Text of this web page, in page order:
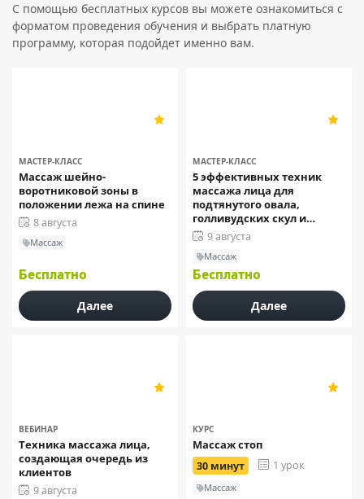
С помощью бесплатных курсов вы можете ознакомиться с
форматом проведения обучения и выбрать платную
программу, которая подойдет именно вам.
МАСТЕР-КЛАСС
Массаж шейно-
воротниковой зоны в
положении лежа на спине
8 августа
Массаж
Бесплатно
Далее
МАСТЕР-КЛАСС
5 эффективных техник
массажа лица для
подтянутого овала,
голливудских скул и
избавления от заломов
9 августа
Массаж
Бесплатно
Далее
ВЕБИНАР
Техника массажа лица,
создающая очередь из
клиентов
9 августа
КУРС
Массаж стоп
30 минут 1 урок
Массаж